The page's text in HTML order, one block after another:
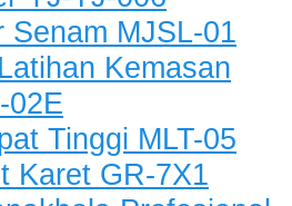
Senam MJSL-01
Kemasan
02E
Tinggi MLT-05
Karet GR-7X1